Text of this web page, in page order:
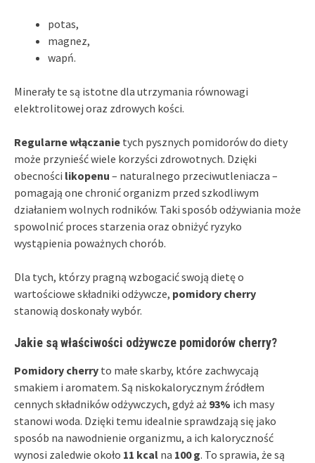
potas,
magnez,
wapń.
Minerały te są istotne dla utrzymania równowagi
elektrolitowej oraz zdrowych kości.
Regularne włączanie tych pysznych pomidorów do diety
może przynieść wiele korzyści zdrowotnych. Dzięki
obecności likopenu – naturalnego przeciwutleniacza –
pomagają one chronić organizm przed szkodliwym
działaniem wolnych rodników. Taki sposób odżywiania może
spowolnić proces starzenia oraz obniżyć ryzyko
wystąpienia poważnych chorób.
Dla tych, którzy pragną wzbogacić swoją dietę o
wartościowe składniki odżywcze, pomidory cherry
stanowią doskonały wybór.
Jakie są właściwości odżywcze pomidorów cherry?
Pomidory cherry to małe skarby, które zachwycają
smakiem i aromatem. Są niskokalorycznym źródłem
cennych składników odżywczych, gdyż aż 93% ich masy
stanowi woda. Dzięki temu idealnie sprawdzają się jako
sposób na nawodnienie organizmu, a ich kaloryczność
wynosi zaledwie około 11 kcal na 100 g. To sprawia, że są